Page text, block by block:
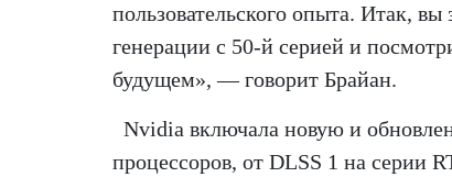
пользовательского опыта. Итак,
генерации с 50-й серией и
будущем», — говорит Брайан.
Nvidia включала новую и
процессоров, от DLSS 1 на серии